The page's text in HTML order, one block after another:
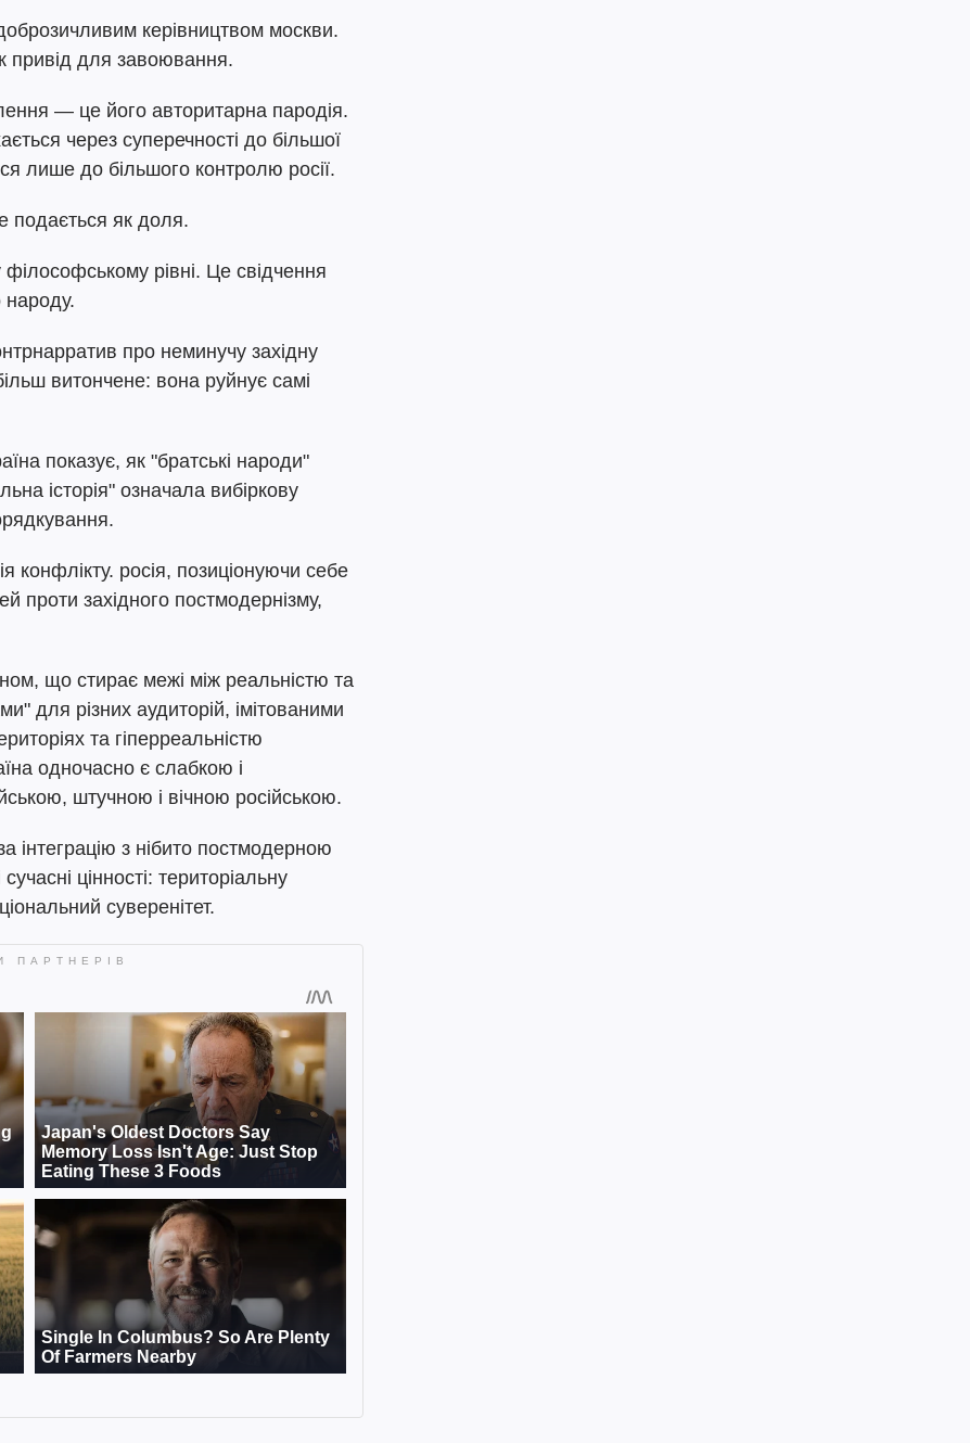
керівництвом москви.
привід для завоювання.
— це його авторитарна пародія.
через суперечності до більшої
лише до більшого контролю росії.
подається як доля.
рівні. Це свідчення
народу.
про неминучу західну
витончене: вона руйнує самі
показує, як "братські народи"
історія" означала вибіркову
конфлікту. росія, позиціонуючи себе
проти західного постмодернізму,
що стирає межі між реальністю та
для різних аудиторій, імітованими
та гіперреальністю
одночасно є слабкою і
штучною і вічною російською.
інтеграцію з нібито постмодерною
цінності: територіальну
суверенітет.